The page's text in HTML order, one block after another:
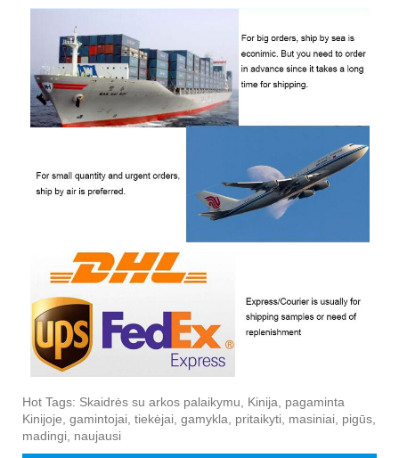
Hot Tags: Skaidrės su arkos palaikymu, Kinija, pagaminta
Kinijoje, gamintojai, tiekėjai, gamykla, pritaikyti, masiniai, pigūs,
madingi, naujausi